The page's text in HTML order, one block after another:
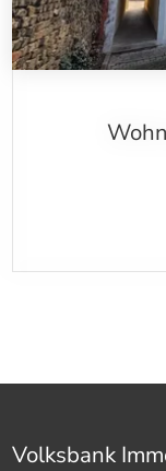
Volksbank